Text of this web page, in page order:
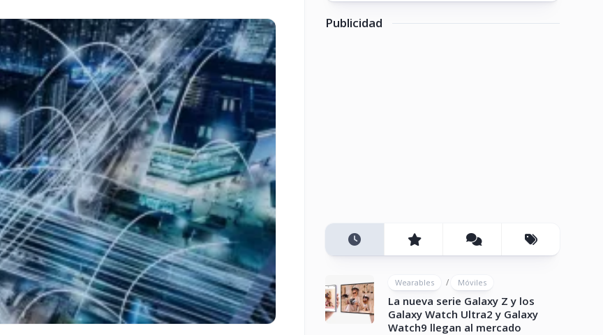
Publicidad
Wearables / Móviles
La nueva serie Galaxy Z y los
Galaxy Watch Ultra2 y Galaxy
Watch9 llegan al mercado